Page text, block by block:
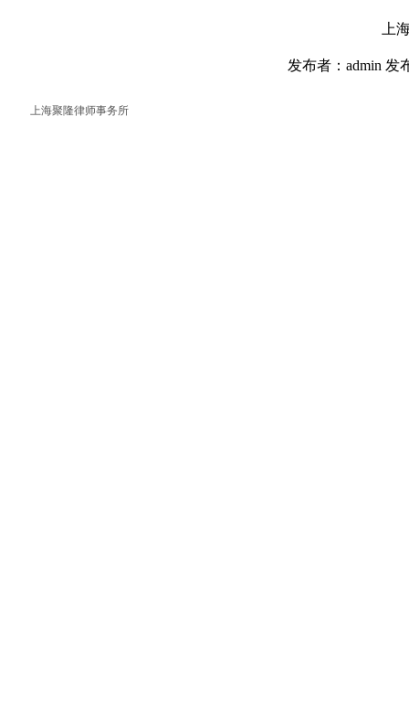
上
发布者：admin 发
上海聚隆律师事务所